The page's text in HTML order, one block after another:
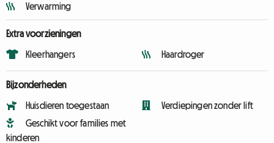
Verwarming
Extra voorzieningen
Kleerhangers Haardroger
Bijzonderheden
Huisdieren toegestaan
Geschikt voor families met
kinderen
Verdiepingen zonder lift